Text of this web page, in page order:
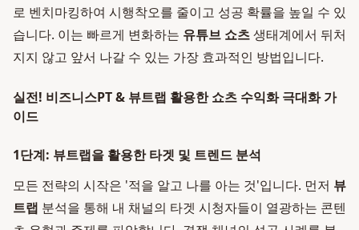
로 벤치마킹하여 시행착오를 줄이고 성공 확률을 높일 수 있
습니다. 이는 빠르게 변화하는 유튜브 쇼츠생태계에서 뒤처
지지 않고 앞서 나갈 수 있는 가장 효과적인 방법입니다.
실전! 비즈니스PT & 뷰트랩 활용한 쇼츠 수익화 극대화 가
이드
1단계: 뷰트랩을 활용한 타겟 및 트렌드 분석
모든 전략의 시작은 '적을 알고 나를 아는 것'입니다. 먼저 뷰
트랩 분석을 통해 내 채널의 타겟 시청자들이 열광하는 콘텐